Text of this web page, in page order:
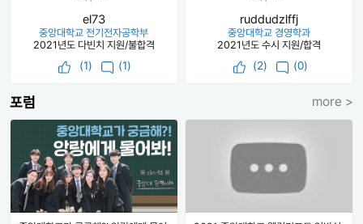
el73
중앙대학교 전기전자공학부
2021년도 다빈치 지원/불합격
(1) (1)
ruddudzlffj
중앙대학교 경영학과
2021년도 수시 지원/합격
(2) (0)
포럼 more >